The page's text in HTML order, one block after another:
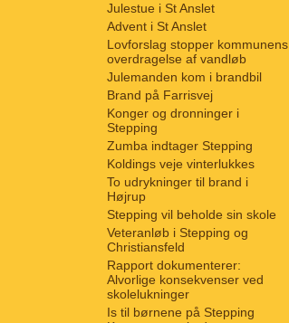
Julestue i St Anslet
Advent i St Anslet
Lovforslag stopper kommunens
overdragelse af vandløb
Julemanden kom i brandbil
Brand på Farrisvej
Konger og dronninger i
Stepping
Zumba indtager Stepping
Koldings veje vinterlukkes
To udrykninger til brand i
Højrup
Stepping vil beholde sin skole
Veteranløb i Stepping og
Christiansfeld
Rapport dokumenterer:
Alvorlige konsekvenser ved
skolelukninger
Is til børnene på Stepping